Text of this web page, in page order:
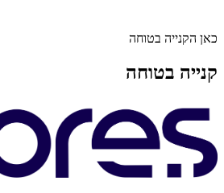
כאן הקנייה בטוחה
קנייה בטוחה